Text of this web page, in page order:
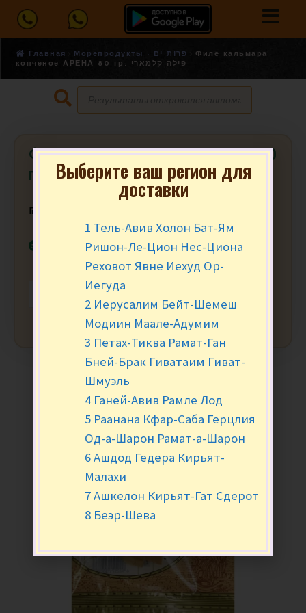
Главная Морепродукты - פרות ים
Филе кальмара
копченое АРЕНА 80 гр. פילה קלמארי
Филе кальмара копченое АРЕНА 80
гр. פילה קלמארי
₪
В наличии
+
Выберите ваш регион для
доставки
1 Тель-Авив Холон Бат-Ям
Ришон-Ле-Цион Нес-Циона
Реховот Явне Иехуд Ор-
Иегуда
2 Иерусалим Бейт-Шемеш
Модиин Маале-Адумим
3 Петах-Тиква Рамат-Ган
Бней-Брак Гиватаим Гиват-
Шмуэль
4 Ганей-Авив Рамле Лод
5 Раанана Кфар-Саба Герцлия
Од-а-Шарон Рамат-а-Шарон
6 Ашдод Гедера Кирьят-
Малахи
7 Ашкелон Кирьят-Гат Сдерот
8 Беэр-Шева